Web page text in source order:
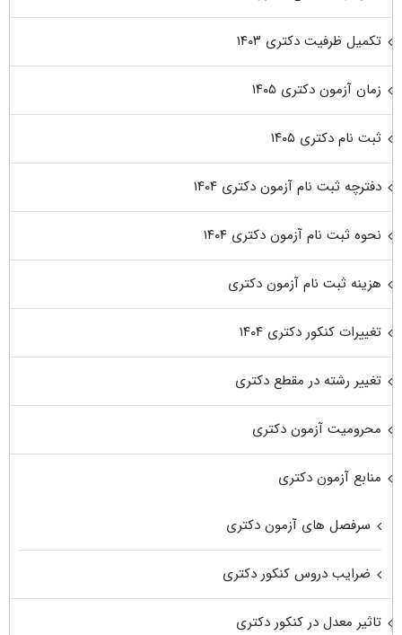
تکمیل ظرفیت دکتری ۱۴۰۳
زمان آزمون دکتری ۱۴۰۵
ثبت نام دکتری ۱۴۰۵
دفترچه ثبت نام آزمون دکتری ۱۴۰۴
نحوه ثبت نام آزمون دکتری ۱۴۰۴
هزینه ثبت نام آزمون دکتری
تغییرات کنکور دکتری ۱۴۰۴
تغییر رشته در مقطع دکتری
محرومیت آزمون دکتری
منابع آزمون دکتری
سرفصل های آزمون دکتری
ضرایب دروس کنکور دکتری
تاثیر معدل در کنکور دکتری